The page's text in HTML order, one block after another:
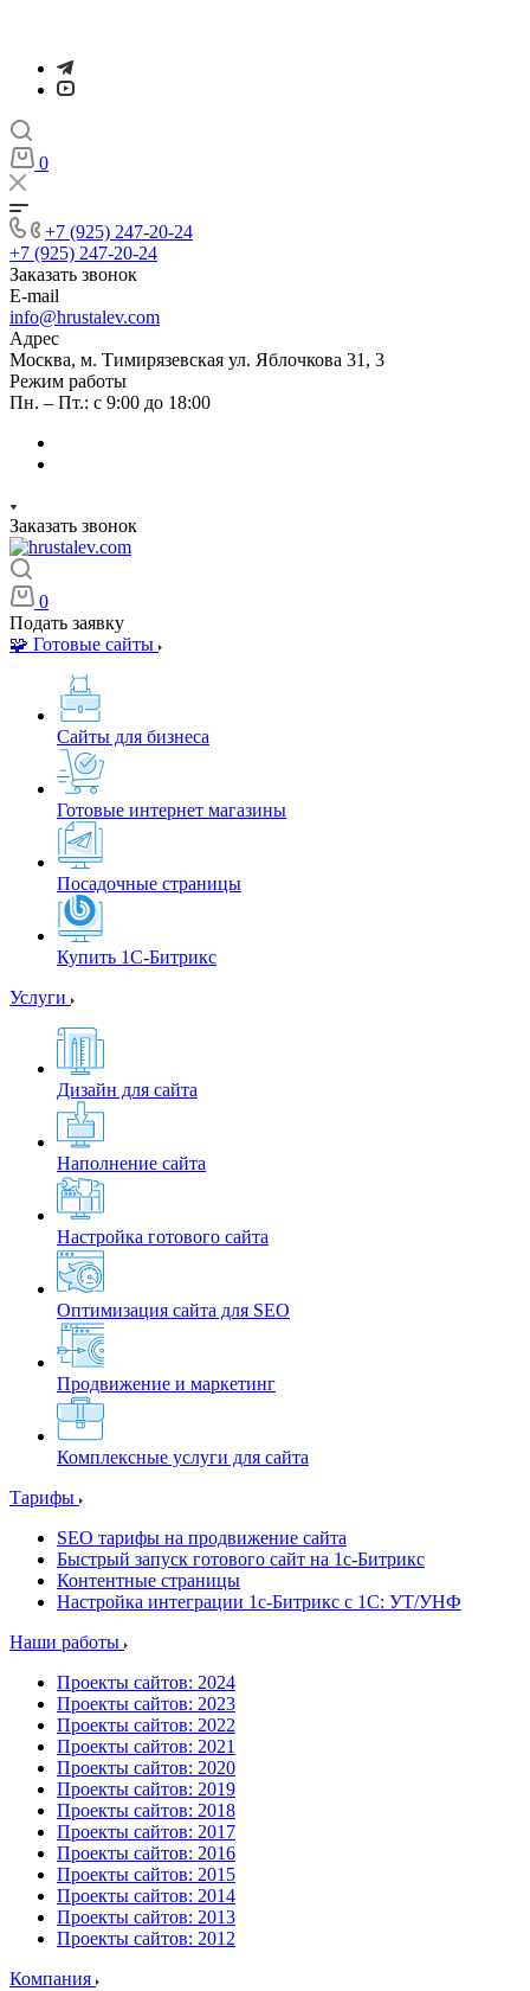
0
+7 (925) 247-20-24
+7 (925) 247-20-24
Заказать звонок
E-mail
info@hrustalev.com
Адрес
Москва, м. Тимирязевская ул. Яблочкова 31, 3
Режим работы
Пн. – Пт.: с 9:00 до 18:00
Заказать звонок
0
Подать заявку
🧩 Готовые сайты
Сайты для бизнеса
Готовые интернет магазины
Посадочные страницы
Купить 1С-Битрикс
Услуги
Дизайн для сайта
Наполнение сайта
Настройка готового сайта
Оптимизация сайта для SEO
Продвижение и маркетинг
Комплексные услуги для сайта
Тарифы
SEO тарифы на продвижение сайта
Быстрый запуск готового сайт на 1с-Битрикс
Контентные страницы
Настройка интеграции 1с-Битрикс с 1С: УТ/УНФ
Наши работы
Проекты сайтов: 2024
Проекты сайтов: 2023
Проекты сайтов: 2022
Проекты сайтов: 2021
Проекты сайтов: 2020
Проекты сайтов: 2019
Проекты сайтов: 2018
Проекты сайтов: 2017
Проекты сайтов: 2016
Проекты сайтов: 2015
Проекты сайтов: 2014
Проекты сайтов: 2013
Проекты сайтов: 2012
Компания